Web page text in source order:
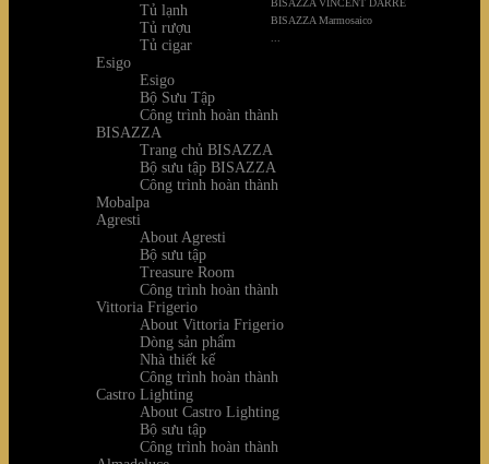
BISAZZA VINCENT DARRÉ
BISAZZA Marmosaico
Tủ lạnh
Tủ rượu
Tủ cigar
Esigo
Esigo
Bộ Sưu Tập
Công trình hoàn thành
BISAZZA
Trang chủ BISAZZA
Bộ sưu tập BISAZZA
Công trình hoàn thành
Mobalpa
Agresti
About Agresti
Bộ sưu tập
Treasure Room
Công trình hoàn thành
Vittoria Frigerio
About Vittoria Frigerio
Dòng sản phẩm
Nhà thiết kế
Công trình hoàn thành
Castro Lighting
About Castro Lighting
Bộ sưu tập
Công trình hoàn thành